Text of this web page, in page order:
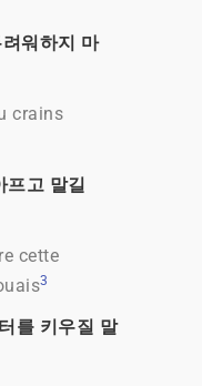
워하지 마
crains
프고 말길
cette
3
를 키우질 말